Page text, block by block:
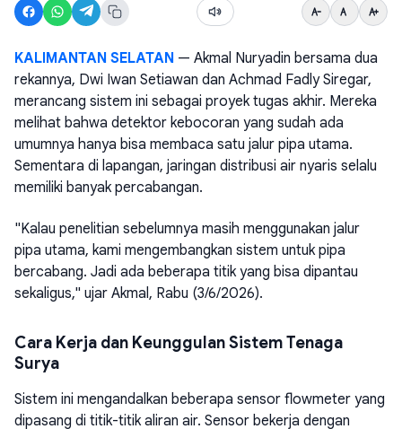
KALIMANTAN SELATAN — Akmal Nuryadin bersama dua
rekannya, Dwi Iwan Setiawan dan Achmad Fadly Siregar,
merancang sistem ini sebagai proyek tugas akhir. Mereka
melihat bahwa detektor kebocoran yang sudah ada
umumnya hanya bisa membaca satu jalur pipa utama.
Sementara di lapangan, jaringan distribusi air nyaris selalu
memiliki banyak percabangan.
"Kalau penelitian sebelumnya masih menggunakan jalur
pipa utama, kami mengembangkan sistem untuk pipa
bercabang. Jadi ada beberapa titik yang bisa dipantau
sekaligus," ujar Akmal, Rabu (3/6/2026).
Cara Kerja dan Keunggulan Sistem Tenaga
Surya
Sistem ini mengandalkan beberapa sensor flowmeter yang
dipasang di titik-titik aliran air. Sensor bekerja dengan